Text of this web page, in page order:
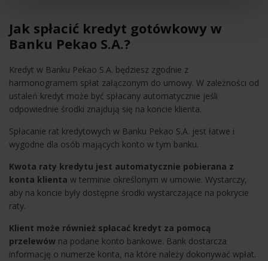
Jak spłacić kredyt gotówkowy w
Banku Pekao S.A.?
Kredyt w Banku Pekao S.A. będziesz zgodnie z
harmonogramem spłat załączonym do umowy. W zależności od
ustaleń kredyt może być spłacany automatycznie jeśli
odpowiednie środki znajdują się na koncie klienta.
Spłacanie rat kredytowych w Banku Pekao S.A. jest łatwe i
wygodne dla osób mających konto w tym banku.
Kwota raty kredytu jest automatycznie pobierana z
konta klienta w terminie określonym w umowie. Wystarczy,
aby na koncie były dostępne środki wystarczające na pokrycie
raty.
Klient może również spłacać kredyt za pomocą
przelewów na podane konto bankowe. Bank dostarcza
informację o numerze konta, na które należy dokonywać wpłat.